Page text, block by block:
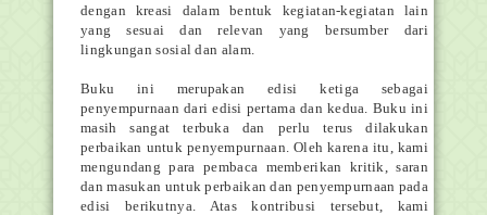
dengan kreasi dalam bentuk kegiatan-kegiatan lain
yang sesuai dan relevan yang bersumber dari
lingkungan sosial dan alam.
Buku ini merupakan edisi ketiga sebagai
penyempurnaan dari edisi pertama dan kedua. Buku ini
masih sangat terbuka dan perlu terus dilakukan
perbaikan untuk penyempurnaan. Oleh karena itu, kami
mengundang para pembaca memberikan kritik, saran
dan masukan untuk perbaikan dan penyempurnaan pada
edisi berikutnya. Atas kontribusi tersebut, kami